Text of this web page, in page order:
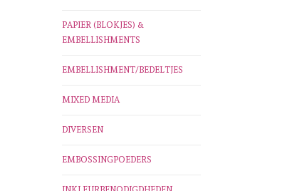
PAPIER (BLOKJES) &
EMBELLISHMENTS
EMBELLISHMENT/BEDELTJES
MIXED MEDIA
DIVERSEN
EMBOSSINGPOEDERS